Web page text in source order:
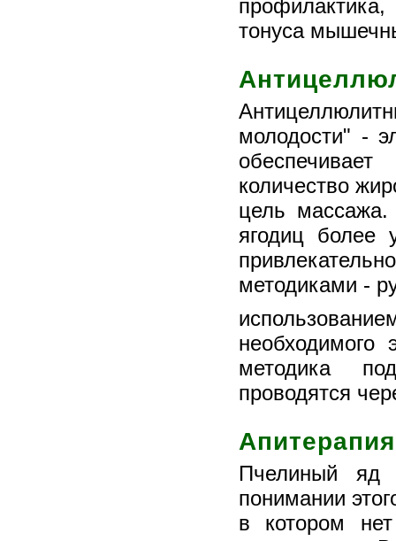
тонуса
молодости" -
количество
цель
ягодиц более
методиками -
необходимого
методика
проводятся
Пчелиный яд
понимании
в котором